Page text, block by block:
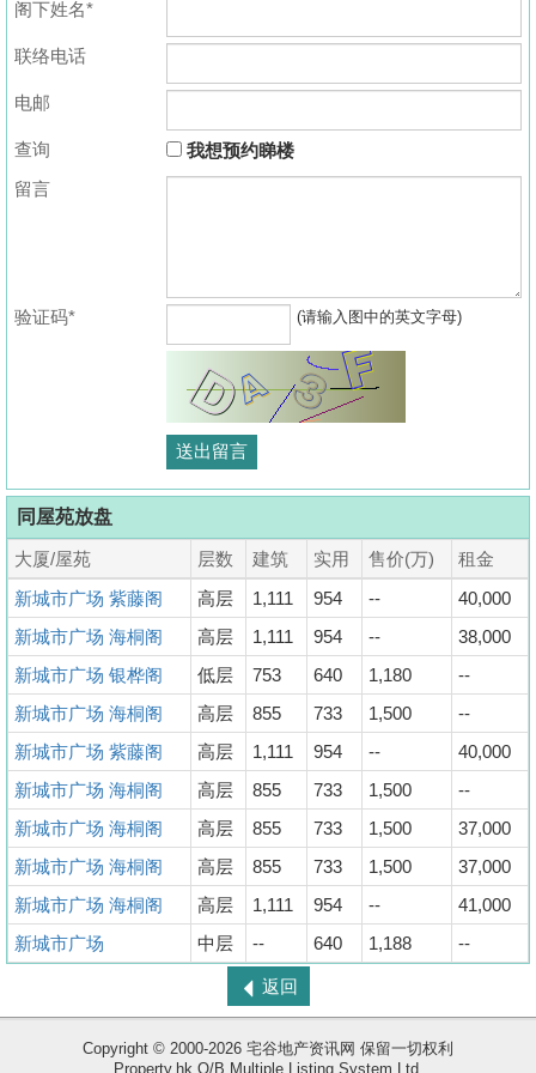
阁下姓名*
联络电话
电邮
查询
我想预约睇楼
留言
验证码* (请输入图中的英文字母)
同屋苑放盘
大厦/屋苑 层数 建筑 实用 售价(万)
租金
新城市广场 紫藤阁
高层 1,111 954 --
40,000
新城市广场 海桐阁
高层 1,111 954 --
38,000
新城市广场 银桦阁
低层 753 640 1,180
--
新城市广场 海桐阁
高层 855 733 1,500
--
新城市广场 紫藤阁
高层 1,111 954 --
40,000
新城市广场 海桐阁
高层 855 733 1,500
--
新城市广场 海桐阁
高层 855 733 1,500
37,000
新城市广场 海桐阁
高层 855 733 1,500
37,000
新城市广场 海桐阁
高层 1,111 954 --
41,000
新城市广场
中层 -- 640 1,188 --
返回
Copyright © 2000-2026 宅谷地产资讯网 保留一切权利
Property.hk O/B Multiple Listing System Ltd.